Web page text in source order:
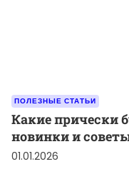
ПОЛЕЗНЫЕ СТАТЬИ
Какие прически
новинки и
01.01.2026